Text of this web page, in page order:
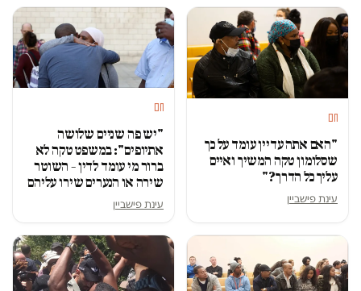
חם
"האם אתה עדיין עומד על כך
שסלומון טקה המשיך ואיים
עליך כל הדרך?"
עינת פישביין
חם
"יש פה שניים שלושה
אתיופים": במשפט טקה לא
ברור מי עומד לדין – השוטר
שירה או הנערים שירו עליהם
עינת פישביין